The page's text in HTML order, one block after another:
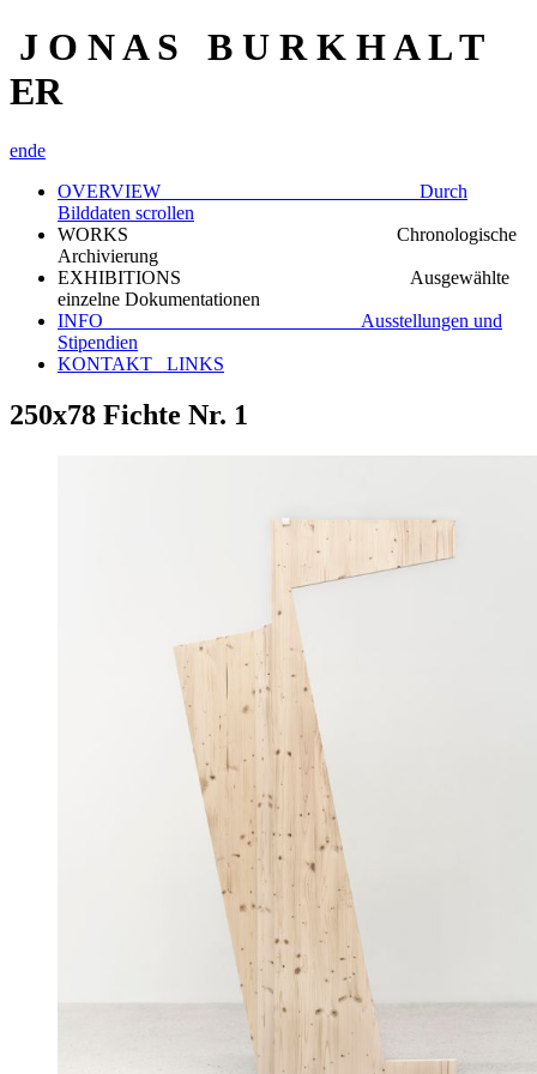
J O N A S B U R K H A L T
ER
ende
OVERVIEW Durch
Bilddaten scrollen
WORKS Chronologische
Archivierung
EXHIBITIONS Ausgewählte
einzelne Dokumentationen
INFO Ausstellungen und
Stipendien
KONTAKT_ LINKS
250x78 Fichte Nr. 1